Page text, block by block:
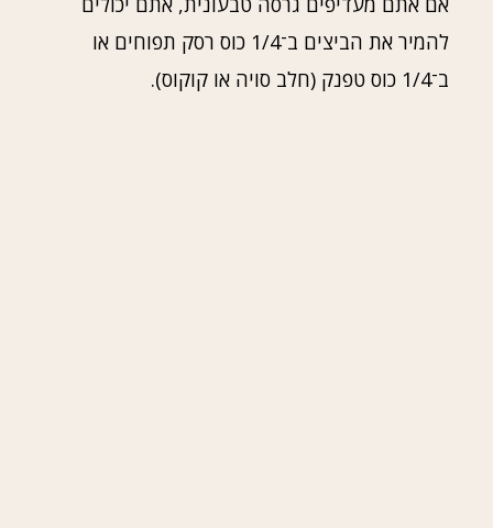
להמיר את הביצים ב־1/4 כוס רסק תפוחים או
ב־1/4 כוס טפנק (חלב סויה או קוקוס).